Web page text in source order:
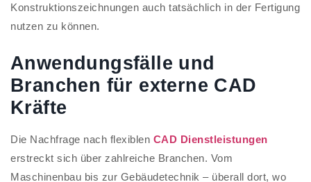
Konstruktionszeichnungen auch tatsächlich in der Fertigung
nutzen zu können.
Anwendungsfälle und
Branchen für externe CAD
Kräfte
Die Nachfrage nach flexiblen CAD Dienstleistungen
erstreckt sich über zahlreiche Branchen. Vom
Maschinenbau bis zur Gebäudetechnik – überall dort, wo